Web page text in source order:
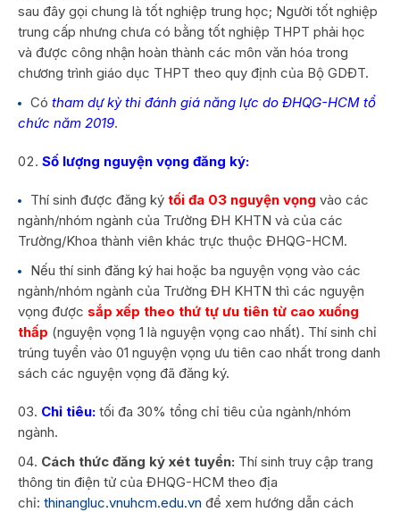
sau đây gọi chung là tốt nghiệp trung học; Người tốt nghiệp
trung cấp nhưng chưa có bằng tốt nghiệp THPT phải học
và được công nhận hoàn thành các môn văn hóa trong
chương trình giáo dục THPT theo quy định của Bộ GDĐT.
Có tham dự kỳ thi đánh giá năng lực do ĐHQG-HCM tổ
chức năm 2019.
Số lượng nguyện vọng đăng ký:
Thí sinh được đăng ký tối đa 03 nguyện vọng vào các
ngành/nhóm ngành của Trường ĐH KHTN và của các
Trường/Khoa thành viên khác trực thuộc ĐHQG-HCM.
Nếu thí sinh đăng ký hai hoặc ba nguyện vọng vào các
ngành/nhóm ngành của Trường ĐH KHTN thì các nguyện
vọng được sắp xếp theo thứ tự ưu tiên từ cao xuống
thấp (nguyện vọng 1 là nguyện vọng cao nhất). Thí sinh chỉ
trúng tuyển vào 01 nguyện vọng ưu tiên cao nhất trong danh
sách các nguyện vọng đã đăng ký.
Chỉ tiêu: tối đa 30% tổng chỉ tiêu của ngành/nhóm
ngành.
Cách thức đăng ký xét tuyển: Thí sinh truy cập trang
thông tin điện tử của ĐHQG-HCM theo địa
chỉ: thinangluc.vnuhcm.edu.vn để xem hướng dẫn cách